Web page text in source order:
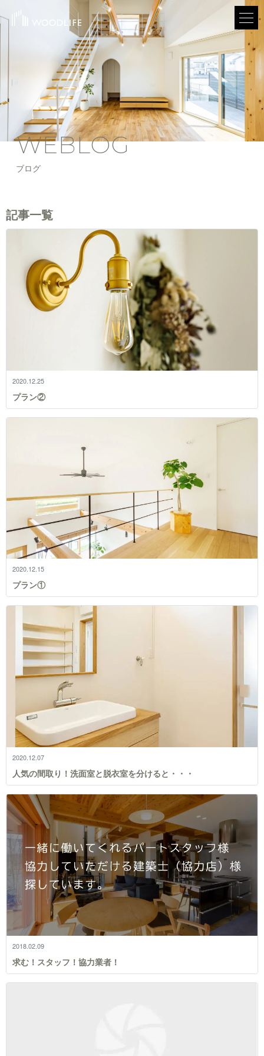
WEBLOG
ブログ
記事一覧
2020.12.25
プラン②
2020.12.15
プラン①
2020.12.07
人気の間取り！洗面室と脱衣室を分けると・・・
2018.02.09
求む！スタッフ！協力業者！